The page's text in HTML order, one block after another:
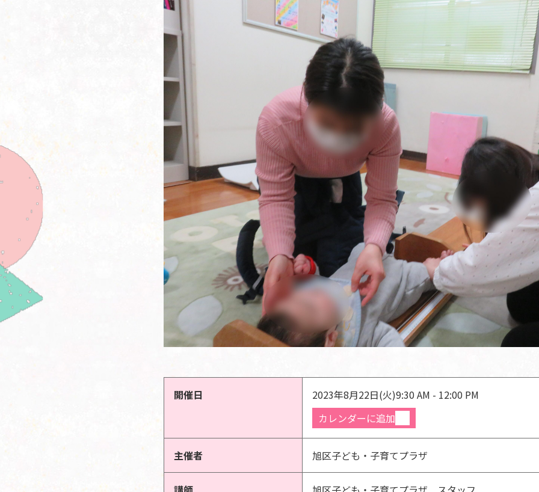
開催日 2023年8月22日(火)9:30 AM - 12:00 PM
カレンダーに追加
主催者 旭区子ども・子育てプラザ